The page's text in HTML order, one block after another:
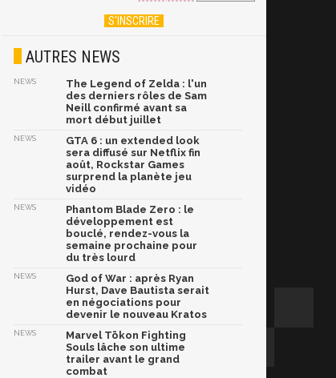
AUTRES NEWS
NEWS
The Legend of Zelda : l'un
des derniers rôles de Sam
Neill confirmé avant sa
mort début juillet
NEWS
GTA 6 : un extended look
sera diffusé sur Netflix fin
août, Rockstar Games
surprend la planète jeu
vidéo
NEWS
Phantom Blade Zero : le
développement est
bouclé, rendez-vous la
semaine prochaine pour
du très lourd
NEWS
God of War : après Ryan
Hurst, Dave Bautista serait
en négociations pour
devenir le nouveau Kratos
NEWS
Marvel Tōkon Fighting
Souls lâche son ultime
trailer avant le grand
combat